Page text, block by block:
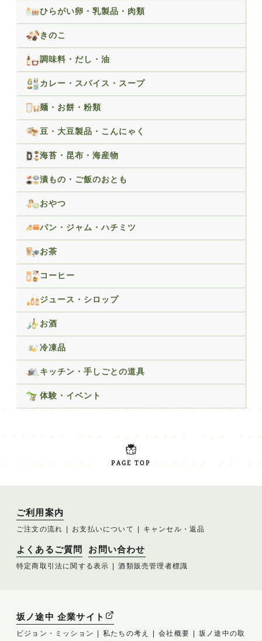
ひらがい卵・乳製品・肉類
きのこ
調味料・だし・油
カレー・スパイス・スープ
麺・お餅・粉類
豆・大豆製品・こんにゃく
海苔・昆布・海産物
漬もの・ご飯のおとも
おやつ
パン・ジャム・ハチミツ
お茶
コーヒー
ジュース・シロップ
お酒
冷凍品
キッチン・手しごとの道具
体験・イベント
PAGE TOP
ご利用案内
ご注文の流れ お支払いについて キャンセル・返品
よくあるご質問 お問い合わせ
特定商取引法に関する表示 酒類販売管理者標識
坂ノ途中 企業サイト
ビジョン・ミッション 私たちの考え 会社概要 坂ノ途中の取